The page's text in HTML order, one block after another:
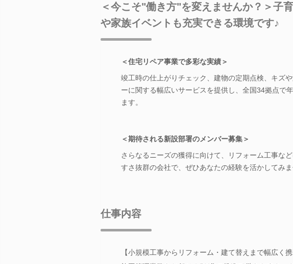
＜今こそ"働き方"を変えませんか？＞子
や家族イベントも充実できる環境です♪
＜住宅リペア事業で多彩な実績＞
竣工時の仕上がりチェック、建物の定期点検、キズ
ーに関する幅広いサービスを提供し、全国34拠点で
ます。
＜期待される新設部署のメンバー募集＞
さらなるニーズの獲得に向けて、リフォーム工事な
すさ抜群の会社で、ぜひあなたの経験を活かしてみ
仕事内容
【小規模工事からリフォーム・建て替えまで幅広く